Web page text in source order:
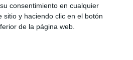
consentimiento en cualquier
sitio y haciendo clic en el botón
de la página web.